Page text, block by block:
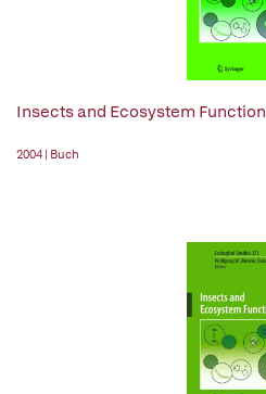
Insects and Ecosystem Function
2004 | Buch